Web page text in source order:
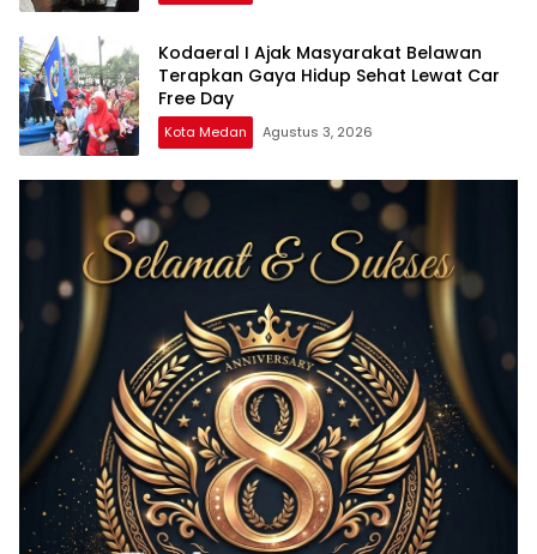
Kodaeral I Ajak Masyarakat Belawan
Terapkan Gaya Hidup Sehat Lewat Car
Free Day
Kota Medan Agustus 3, 2026